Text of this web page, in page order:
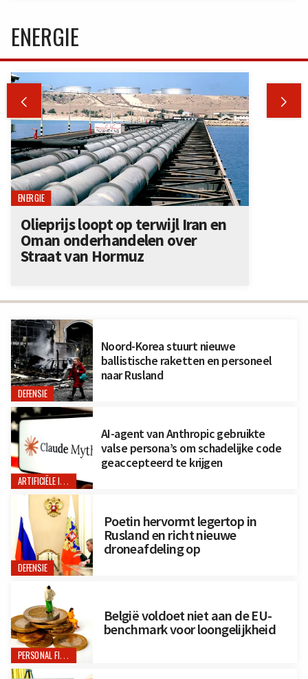
DEFENSIE
Noord-Korea stuurt nieuwe
ballistische raketten en personeel
naar Rusland
ARTIFICIËLE INTELLIGENTIE
AI-agent van Anthropic gebruikte
valse persona’s om schadelijke code
geaccepteerd te krijgen
DEFENSIE
Poetin hervormt legertop in
Rusland en richt nieuwe
droneafdeling op
PERSONAL FINANCE
België voldoet niet aan de EU-
benchmark voor loongelijkheid
ENERGIE
 
ENERGIE
Olieprijs loopt op terwijl Iran en
Oman onderhandelen over
Straat van Hormuz